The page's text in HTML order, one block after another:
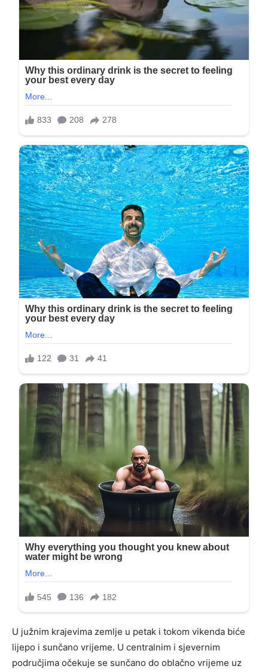
U južnim krajevima zemlje u petak i tokom vikenda biće
lijepo i sunčano vrijeme. U centralnim i sjevernim
područjima očekuje se sunčano do oblačno vrijeme uz